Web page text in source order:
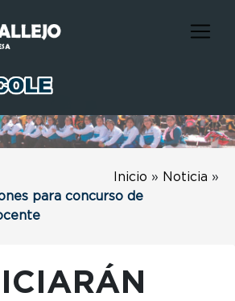
Inicio » Noticia »
para concurso de